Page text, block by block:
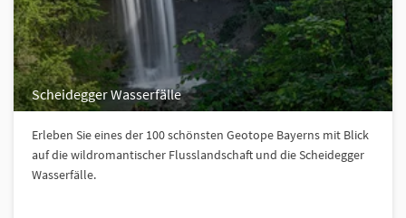
Scheidegger Wasserfälle
Erleben Sie eines der 100 schönsten Geotope Bayerns mit Blick
auf die wildromantischer Flusslandschaft und die Scheidegger
Wasserfälle.